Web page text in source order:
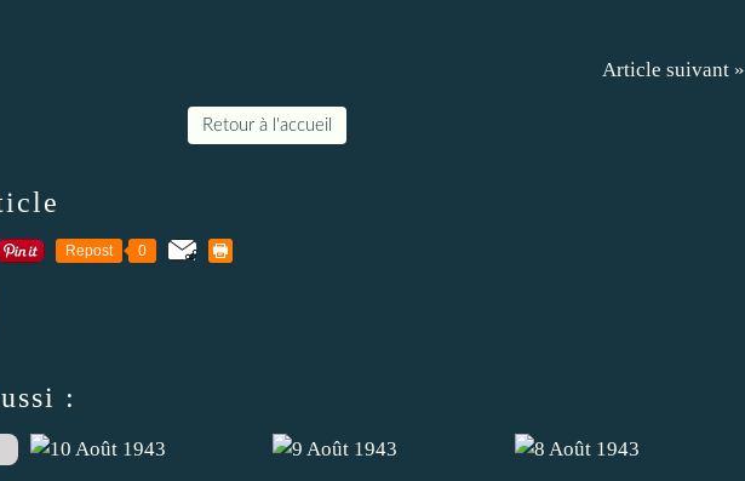
Article suivant »
Retour à l'accueil
Repost 0
: